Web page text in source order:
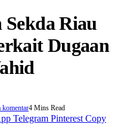
Riau
Dugaan
komentar4 Mins Read
Telegram Pinterest Copy